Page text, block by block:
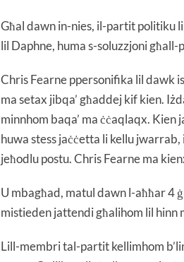
Għal dawn in-nies, il-partit politiku
lil Daphne, huma s-soluzzjoni
Chris Fearne ppersonifika lil dawk
ma setax jibqa’ għaddej kif kien.
minnhom baqa’ ma ċċaqlaqx.
huwa stess jaċċetta li kellu
jeħodlu postu. Chris Fearne ma
U mbagħad, matul dawn l-aħħar 4
mistieden jattendi għalihom lil
Lill-membri tal-partit kellimhom